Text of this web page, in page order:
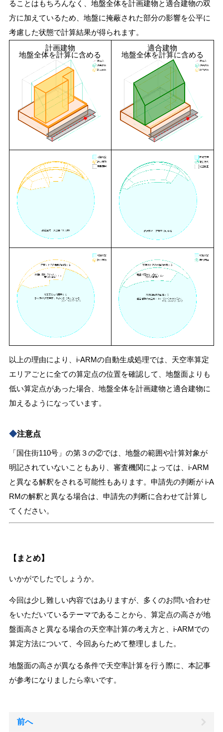
ることはもちろんなく、地盤全体を計画建物と適合建物の双
方に加えているため、地盤に掩蔽された部分の影響を公平に
考慮した状態で計算結果が得られます。
計画建物
地盤全体を計算に含める
適合建物
地盤全体を計算に含める
以上の理由により、i-ARMの自動生成処理では、天空率算定
エリアごとに全ての算定点の位置を確認して、地盤面よりも
低い算定点があった場合、地盤全体を計画建物と適合建物に
加えるようになっています。
◆注意点
「国住街110号」の第３の②では、地盤の範囲や計算対象が
明記されていないこともあり、審査機関によっては、i-ARM
と異なる解釈をされる可能性もあります。申請先の判断が i-A
RMの解釈と異なる場合は、申請先の判断に合わせて計算し
てください。
【まとめ】
いかがでしたでしょうか。
今回は少し難しい内容ではありますが、多くのお問い合わせ
をいただいているテーマであることから、算定点の高さが地
盤面高さと異なる場合の天空率計算の考え方と、i-ARMでの
算定方法について、今回あらためて整理しました。
地盤面の高さが異なる条件で天空率計算を行う際に、本記事
が参考になりましたら幸いです。
前へ